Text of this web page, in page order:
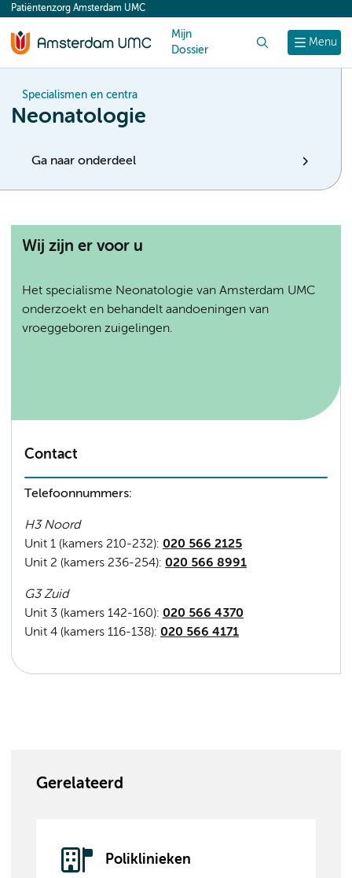
content
Menu
Patiëntenzorg Amsterdam UMC
Mijn
Dossier
Specialismen en centra
Neonatologie
Ga naar onderdeel
Wij zijn er voor u
Het specialisme Neonatologie van Amsterdam UMC
onderzoekt en behandelt aandoeningen van
vroeggeboren zuigelingen.
Contact
Telefoonnummers:
H3 Noord
Unit 1 (kamers 210-232): 020 566 2125
Unit 2 (kamers 236-254): 020 566 8991
G3 Zuid
Unit 3 (kamers 142-160): 020 566 4370
Unit 4 (kamers 116-138): 020 566 4171
Gerelateerd
Poliklinieken